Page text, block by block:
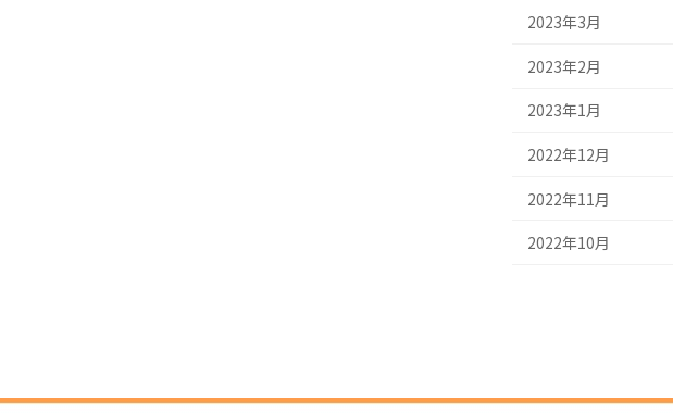
2023年3月
2023年2月
2023年1月
2022年12月
2022年11月
2022年10月